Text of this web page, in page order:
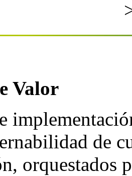
Valor
de
orquestados